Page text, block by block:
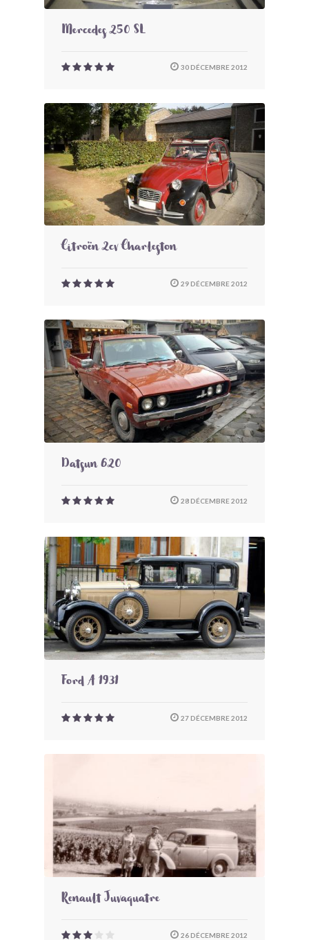
Mercedes 250 SL
30 DÉCEMBRE 2012
Citroën 2cv Charleston
29 DÉCEMBRE 2012
Datsun 620
28 DÉCEMBRE 2012
Ford A 1931
27 DÉCEMBRE 2012
Renault Juvaquatre
26 DÉCEMBRE 2012